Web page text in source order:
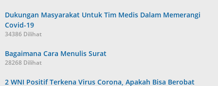
Dukungan Masyarakat Untuk Tim Medis Dalam Memerangi
Covid-19
34386 Dilihat
Bagaimana Cara Menulis Surat
28268 Dilihat
2 WNI Positif Terkena Virus Corona, Apakah Bisa Berobat